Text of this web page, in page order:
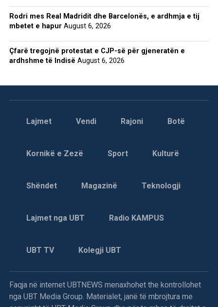
Rodri mes Real Madridit dhe Barcelonës, e ardhmja e tij
mbetet e hapur August 6, 2026
Çfarë tregojnë protestat e CJP-së për gjeneratën e
ardhshme të Indisë August 6, 2026
Lajmet Vendi Rajoni Botë
Kornikë e Zezë Sport Kulturë
Shëndet Magazinë Teknologji
Lajmet nga UBT Radio KAMPUS
UBT TV Kolegji UBT
Faqja në internet UBTNEWS menaxhohet the kontrollohet
nga UBT Media Group. Materialet, janë të mbrojtura me